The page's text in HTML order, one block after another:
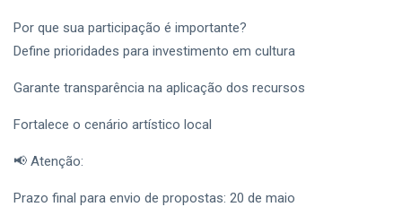
Por que sua participação é importante?
Define prioridades para investimento em cultura
Garante transparência na aplicação dos recursos
Fortalece o cenário artístico local
📢 Atenção:
Prazo final para envio de propostas: 20 de maio